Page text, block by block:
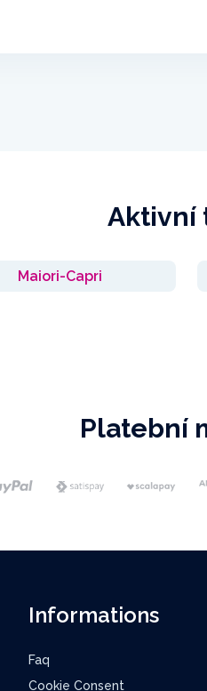
Aktivní
Maiori-Capri
Platební
Informations
Faq
Cookie Consent